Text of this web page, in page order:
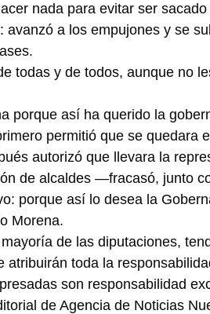
nada para evitar ser
avanzó a los empujones y se
todas y de todos, aunque no
porque así ha querido la
permitió que se quedara
autorizó que llevara la
de alcaldes —fracasó, junto
porque así lo desea la
Morena.
de las diputaciones,
atribuirán toda la
son responsabilidad
de Agencia de Noticias